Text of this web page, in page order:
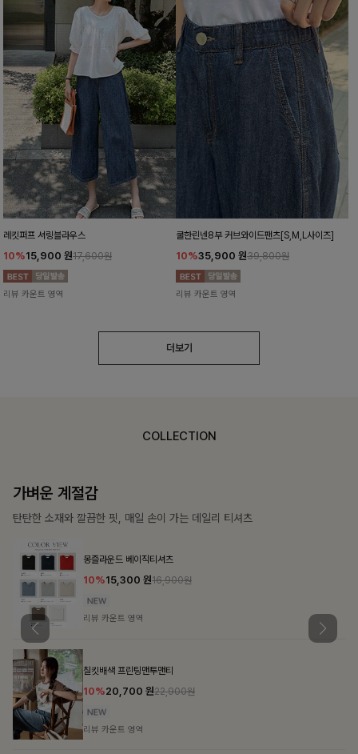
레킷퍼프 셔링블라우스
10%15,900 원17,600원
리뷰 카운트 영역
쿨한린넨8부 커브와이드팬츠[S,M,L사이즈]
10%35,900 원39,800원
리뷰 카운트 영역
더보기
COLLECTION
가장 쉬운 코디
특별한 날부터 일상까지 함께하는 룩
쥬빌스트링 포켓원피스
17%48,900원58,900원
리뷰 카운트 영역
블룬티 나시원피스+셔츠SET
15%31,900 원37,500원
리뷰 카운트 영역